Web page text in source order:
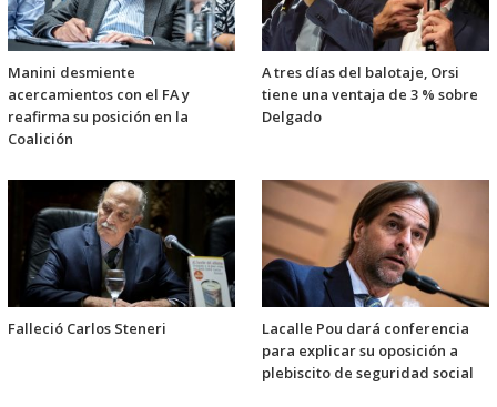
Manini desmiente
acercamientos con el FA y
reafirma su posición en la
Coalición
A tres días del balotaje, Orsi
tiene una ventaja de 3 % sobre
Delgado
Falleció Carlos Steneri
Lacalle Pou dará conferencia
para explicar su oposición a
plebiscito de seguridad social